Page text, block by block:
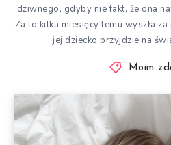
dziwnego, gdyby nie fakt, że ona
Za to kilka miesięcy temu wyszła
jej dziecko przyjdzie na
Moim